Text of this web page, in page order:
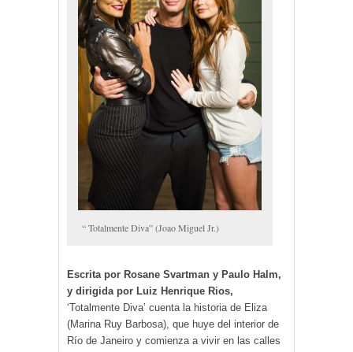
“ Totalmente Diva” (Joao Miguel Jr.)
Escrita por Rosane Svartman y Paulo Halm,
y dirigida por Luiz Henrique Rios,
‘Totalmente Diva’ cuenta la historia de Eliza
(Marina Ruy Barbosa), que huye del interior de
Río de Janeiro y comienza a vivir en las calles